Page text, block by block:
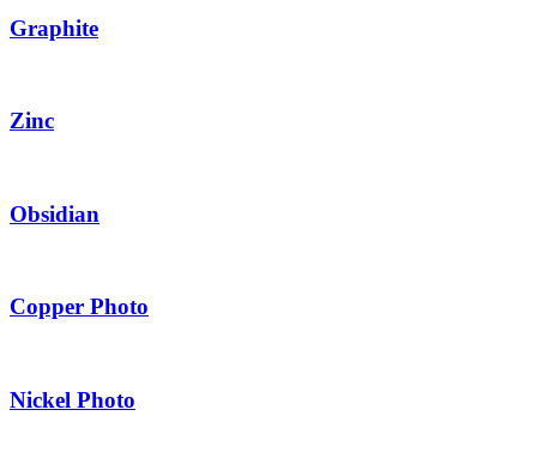
Graphite
Zinc
Obsidian
Copper Photo
Nickel Photo